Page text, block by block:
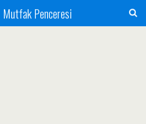
Mutfak Penceresi